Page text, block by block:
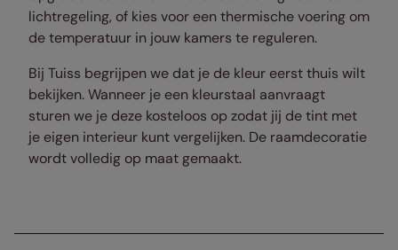
lichtregeling, of kies voor een thermische voering om
de temperatuur in jouw kamers te reguleren.
Bij Tuiss begrijpen we dat je de kleur eerst thuis wilt
bekijken. Wanneer je een kleurstaal aanvraagt
sturen we je deze kosteloos op zodat jij de tint met
je eigen interieur kunt vergelijken. De raamdecoratie
wordt volledig op maat gemaakt.